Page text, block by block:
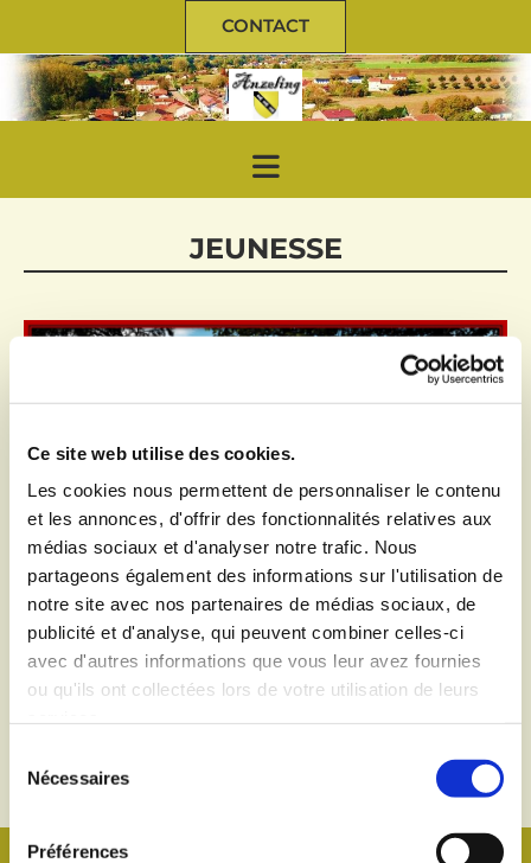
Ce site web utilise des cookies.
Les cookies nous permettent de personnaliser le contenu
et les annonces, d'offrir des fonctionnalités relatives aux
médias sociaux et d'analyser notre trafic. Nous
partageons également des informations sur l'utilisation de
notre site avec nos partenaires de médias sociaux, de
publicité et d'analyse, qui peuvent combiner celles-ci
avec d'autres informations que vous leur avez fournies
ou qu'ils ont collectées lors de votre utilisation de leurs
Nécessaires
Préférences
CONTACT
JEUNESSE
Le groupe
scolaire
Le périscolaire
 Le centre de
loisirs
activités
Restauration scolaire
Transports scolaires
 Garde d'enfants et
accompagnement des
parents